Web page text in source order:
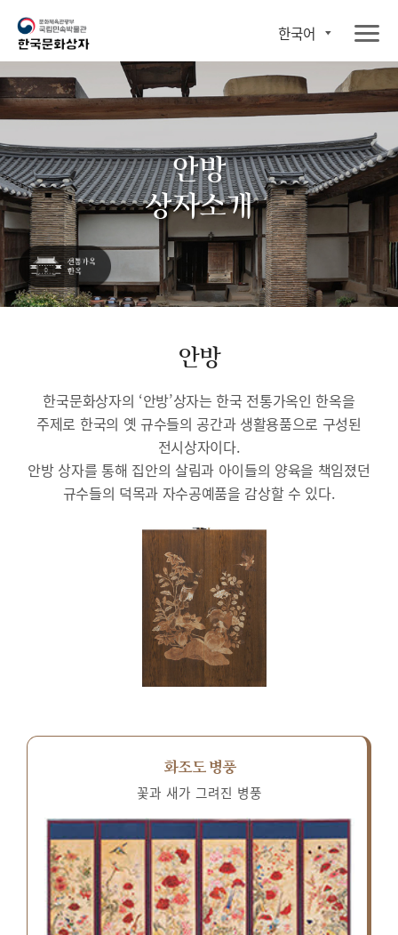
한국어
안방
상자소개
안방
한국문화상자의 ‘안방’상자는 한국 전통가옥인 한옥을
주제로 한국의 옛 규수들의 공간과 생활용품으로 구성된
전시상자이다.
안방 상자를 통해 집안의 살림과 아이들의 양육을 책임졌던
규수들의 덕목과 자수공예품을 감상할 수 있다.
화조도 병풍
꽃과 새가 그려진 병풍